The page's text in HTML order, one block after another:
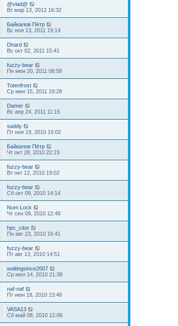
@vlad@
Вт мар 13, 2012 16:32
Байкалов Пётр
Вс ноя 13, 2011 19:14
Dhard
Вс окт 02, 2011 15:41
fuzzy-bear
Пн июн 20, 2011 08:58
Totenfrost
Ср июн 15, 2011 19:28
Damer
Вс апр 24, 2011 11:15
saddy
Пт ноя 19, 2010 15:02
Байкалов Пётр
Чт окт 28, 2010 22:23
fuzzy-bear
Вт окт 12, 2010 19:02
fuzzy-bear
Сб окт 09, 2010 14:14
Num Lock
Чт сен 09, 2010 12:48
hpc_citor
Пн авг 23, 2010 16:41
fuzzy-bear
Пт авг 13, 2010 14:51
waitingsince2007
Ср июл 14, 2010 21:38
naf-naf
Пт июн 18, 2010 13:46
VASA13
Сб май 08, 2010 12:06